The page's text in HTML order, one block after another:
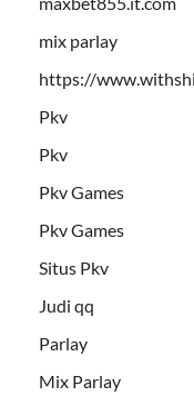
mix parlay
https://
Pkv
Pkv
Pkv Games
Pkv Games
Situs Pkv
Judi qq
Parlay
Mix Parlay